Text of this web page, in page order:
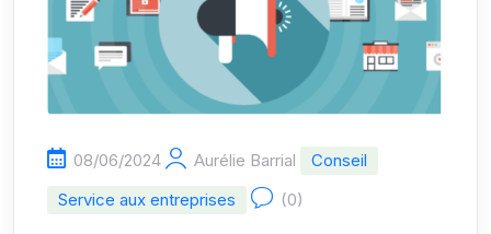
08/06/2024 Aurélie Barrial
Conseil
Service aux entreprises
(0)